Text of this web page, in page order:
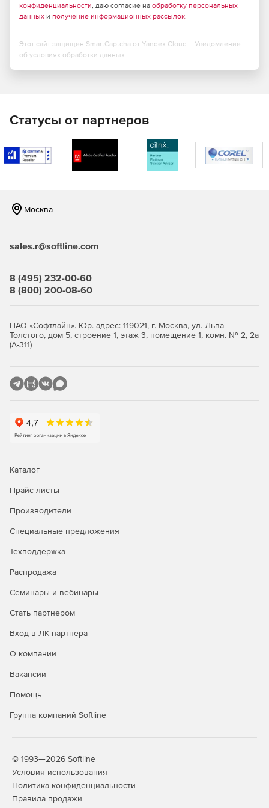
Serial over IP.
Рабочая температура от 0 до + 60 ° C
конфиденциальности, даю согласие на обработку персональных
данных и получение информационных рассылок.
Этот сайт защищен SmartCaptcha от Yandex Cloud - Уведомление
об условиях обработки данных
Статусы от партнеров
Москва
sales.r@softline.com
8 (495) 232-00-60
8 (800) 200-08-60
ПАО «Софтлайн». Юр. адрес: 119021, г. Москва, ул. Льва
Толстого, дом 5, строение 1, этаж 3, помещение 1, комн. № 2, 2а
(А-311)
Каталог
Прайс-листы
Производители
Специальные предложения
Техподдержка
Распродажа
Семинары и вебинары
Стать партнером
Вход в ЛК партнера
О компании
Вакансии
Помощь
Группа компаний Softline
© 1993—2026 Softline
Условия использования
Политика конфиденциальности
Правила продажи